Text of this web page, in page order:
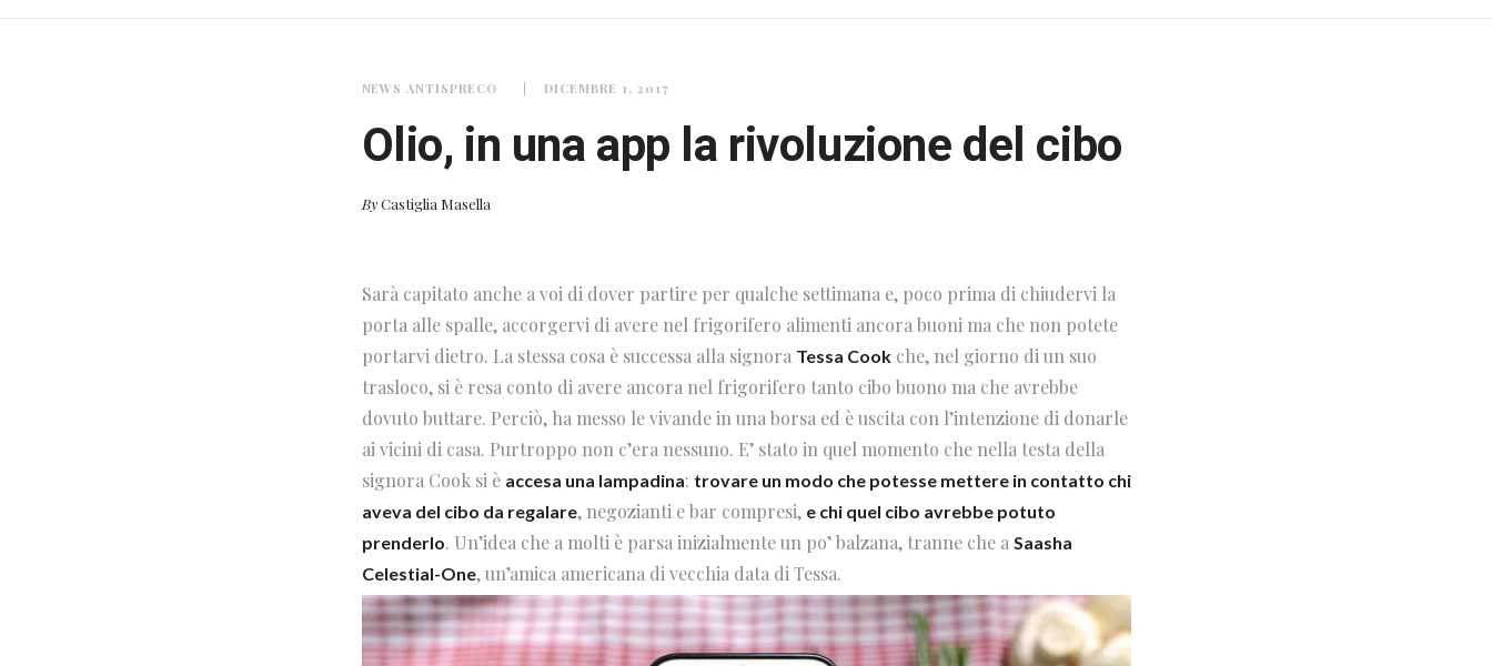
NEWS ANTISPRECO DICEMBRE 1, 2017
Olio, in una app la rivoluzione del cibo
ByCastiglia Masella
Sarà capitato anche a voi di dover partire per qualche settimana e, poco prima di chiudervi la
porta alle spalle, accorgervi di avere nel frigorifero alimenti ancora buoni ma che non potete
portarvi dietro. La stessa cosa è successa alla signora Tessa Cookche, nel giorno di un suo
trasloco, si è resa conto di avere ancora nel frigorifero tanto cibo buono ma che avrebbe
dovuto buttare. Perciò, ha messo le vivande in una borsa ed è uscita con l’intenzione di donarle
ai vicini di casa. Purtroppo non c’era nessuno. E’ stato in quel momento che nella testa della
signora Cook si è accesa una lampadina: trovare un modo che potesse mettere in contatto chi
aveva del cibo da regalare, negozianti e bar compresi, e chi quel cibo avrebbe potuto
prenderlo. Un’idea che a molti è parsa inizialmente un po’ balzana, tranne che a Saasha
Celestial-One, un’amica americana di vecchia data di Tessa.